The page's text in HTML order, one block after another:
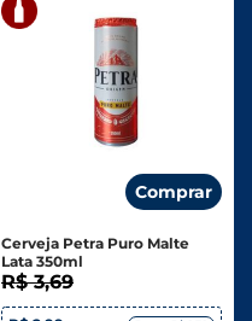
Comprar
Cerveja Petra Puro Malte
Lata 350ml
R$ 3,69